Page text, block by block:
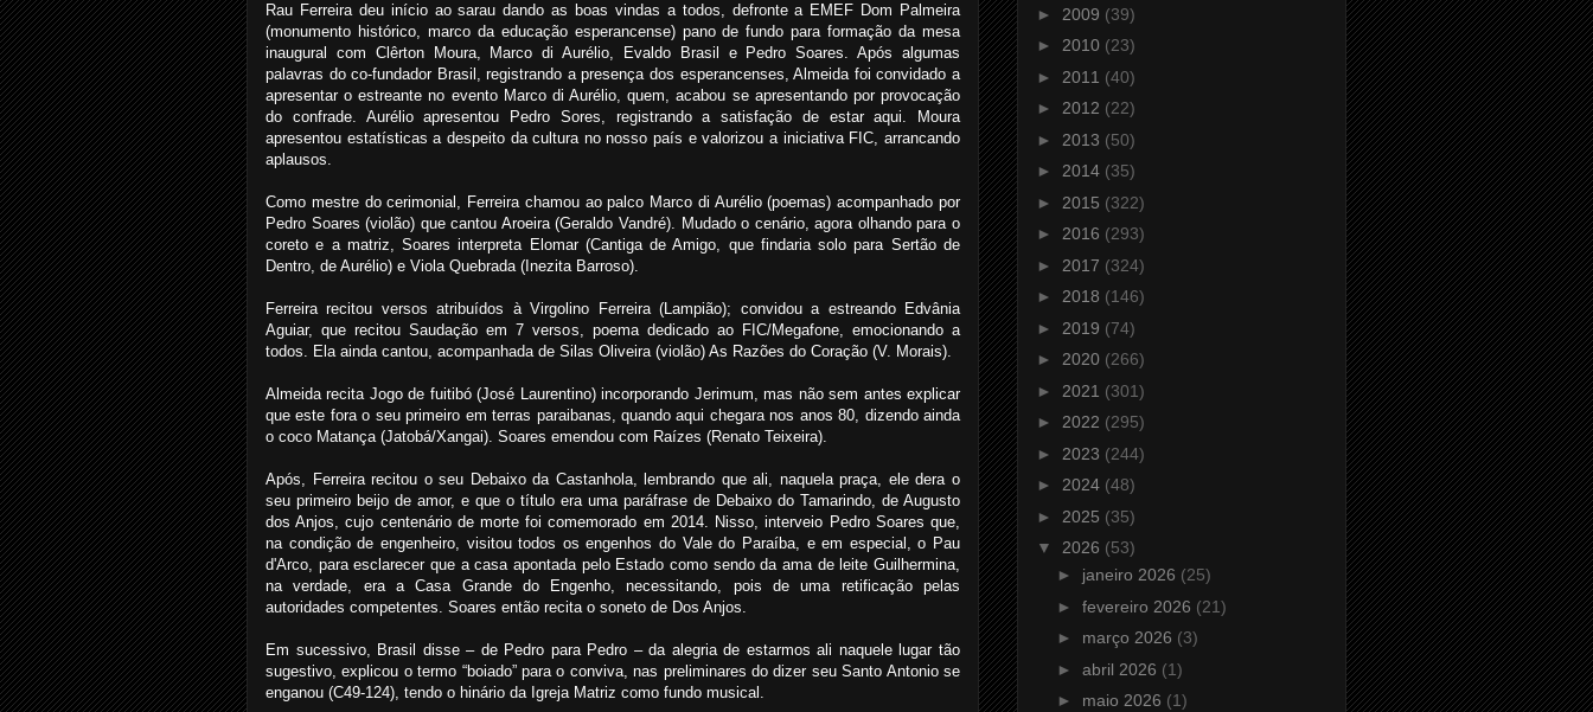
Rau Ferreira deu início ao sarau dando as boas vindas a todos, defronte a EMEF Dom Palmeira
(monumento histórico, marco da educação esperancense) pano de fundo para formação da mesa
inaugural com Clêrton Moura, Marco di Aurélio, Evaldo Brasil e Pedro Soares. Após algumas
palavras do co-fundador Brasil, registrando a presença dos esperancenses, Almeida foi convidado a
apresentar o estreante no evento Marco di Aurélio, quem, acabou se apresentando por provocação
do confrade. Aurélio apresentou Pedro Sores, registrando a satisfação de estar aqui. Moura
apresentou estatísticas a despeito da cultura no nosso país e valorizou a iniciativa FIC, arrancando
aplausos.
Como mestre do cerimonial, Ferreira chamou ao palco Marco di Aurélio (poemas) acompanhado por
Pedro Soares (violão) que cantou Aroeira (Geraldo Vandré). Mudado o cenário, agora olhando para o
coreto e a matriz, Soares interpreta Elomar (Cantiga de Amigo, que findaria solo para Sertão de
Dentro, de Aurélio) e Viola Quebrada (Inezita Barroso).
Ferreira recitou versos atribuídos à Virgolino Ferreira (Lampião); convidou a estreando Edvânia
Aguiar, que recitou Saudação em 7 versos, poema dedicado ao FIC/Megafone, emocionando a
todos. Ela ainda cantou, acompanhada de Silas Oliveira (violão) As Razões do Coração (V. Morais).
Almeida recita Jogo de fuitibó (José Laurentino) incorporando Jerimum, mas não sem antes explicar
que este fora o seu primeiro em terras paraibanas, quando aqui chegara nos anos 80, dizendo ainda
o coco Matança (Jatobá/Xangai). Soares emendou com Raízes (Renato Teixeira).
Após, Ferreira recitou o seu Debaixo da Castanhola, lembrando que ali, naquela praça, ele dera o
seu primeiro beijo de amor, e que o título era uma paráfrase de Debaixo do Tamarindo, de Augusto
dos Anjos, cujo centenário de morte foi comemorado em 2014. Nisso, interveio Pedro Soares que,
na condição de engenheiro, visitou todos os engenhos do Vale do Paraíba, e em especial, o Pau
d'Arco, para esclarecer que a casa apontada pelo Estado como sendo da ama de leite Guilhermina,
na verdade, era a Casa Grande do Engenho, necessitando, pois de uma retificação pelas
autoridades competentes. Soares então recita o soneto de Dos Anjos.
Em sucessivo, Brasil disse – de Pedro para Pedro – da alegria de estarmos ali naquele lugar tão
sugestivo, explicou o termo “boiado” para o conviva, nas preliminares do dizer seu Santo Antonio se
enganou (C49-124), tendo o hinário da Igreja Matriz como fundo musical.
► 2009 (39)
► 2010 (23)
► 2011 (40)
► 2012 (22)
► 2013 (50)
► 2014 (35)
► 2015 (322)
► 2016 (293)
► 2017 (324)
► 2018 (146)
► 2019 (74)
► 2020 (266)
► 2021 (301)
► 2022 (295)
► 2023 (244)
► 2024 (48)
► 2025 (35)
▼ 2026 (53)
► janeiro 2026 (25)
► fevereiro 2026 (21)
► março 2026 (3)
► abril 2026 (1)
► maio 2026 (1)